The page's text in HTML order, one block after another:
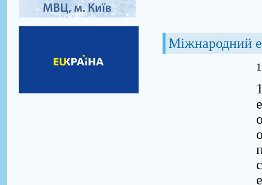
Міжнародний